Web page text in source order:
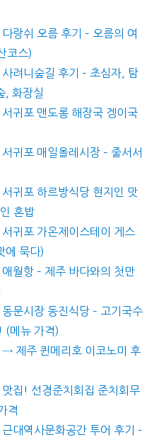
랑쉬 오름 후기 – 오름의 여
코스)
려니숲길 후기 – 초심자, 탐
, 화장실
귀포 맨도롱 해장국 겡이국
귀포 매일올레시장 – 줄서서
귀포 하르방식당 현지인 맛
혼밥
귀포 가온제이스테이 게스
에 묵다)
월항 – 제주 바다와의 첫만
문시장 동진식당 – 고기국수
(메뉴 가격)
제주 퀸메리호 이코노미 후
집! 선경준치회집 준치회무
격
대역사문화공간 투어 후기 –